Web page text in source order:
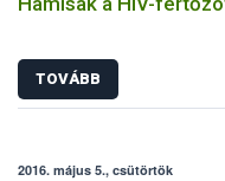
TOVÁBB
2016. május 5., csütörtök